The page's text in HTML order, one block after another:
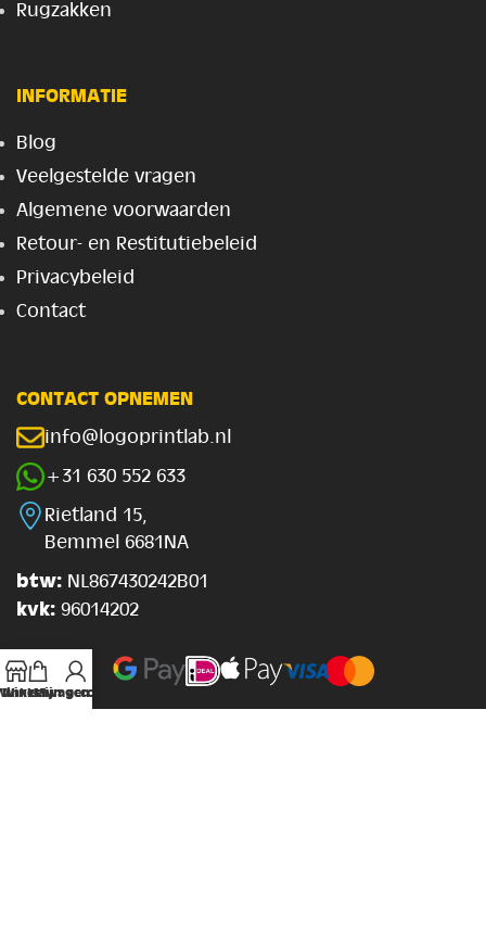
Rugzakken
INFORMATIE
Blog
Veelgestelde vragen
Algemene voorwaarden
Retour- en Restitutiebeleid
Privacybeleid
Contact
CONTACT OPNEMEN
info@logoprintlab.nl
+31 630 552 633
Rietland 15,
Bemmel 6681NA
btw: NL867430242B01
kvk: 96014202
Winkelwagen
Mijn account